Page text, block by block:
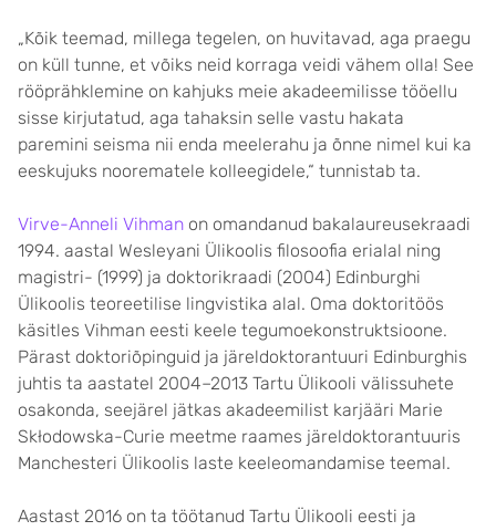
„Kõik teemad, millega tegelen, on huvitavad, aga praegu
on küll tunne, et võiks neid korraga veidi vähem olla! See
rööprähklemine on kahjuks meie akadeemilisse tööellu
sisse kirjutatud, aga tahaksin selle vastu hakata
paremini seisma nii enda meelerahu ja õnne nimel kui ka
eeskujuks noorematele kolleegidele,“ tunnistab ta.
Virve-Anneli Vihman on omandanud bakalaureusekraadi
1994. aastal Wesleyani Ülikoolis filosoofia erialal ning
magistri- (1999) ja doktorikraadi (2004) Edinburghi
Ülikoolis teoreetilise lingvistika alal. Oma doktoritöös
käsitles Vihman eesti keele tegumoekonstruktsioone.
Pärast doktoriõpinguid ja järeldoktorantuuri Edinburghis
juhtis ta aastatel 2004–2013 Tartu Ülikooli välissuhete
osakonda, seejärel jätkas akadeemilist karjääri Marie
Skłodowska-Curie meetme raames järeldoktorantuuris
Manchesteri Ülikoolis laste keeleomandamise teemal.
Aastast 2016 on ta töötanud Tartu Ülikooli eesti ja